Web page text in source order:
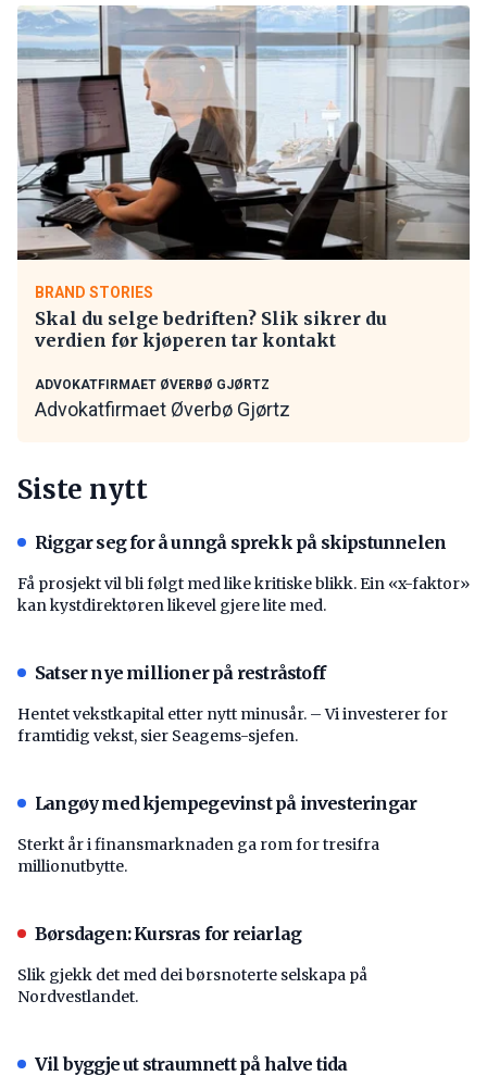
BRAND STORIES
Skal du selge bedriften? Slik sikrer du
verdien før kjøperen tar kontakt
ADVOKATFIRMAET ØVERBØ GJØRTZ
Advokatfirmaet Øverbø Gjørtz
Siste nytt
Riggar seg for å unngå sprekk på skipstunnelen
Få prosjekt vil bli følgt med like kritiske blikk. Ein «x-faktor»
kan kystdirektøren likevel gjere lite med.
Satser nye millioner på restråstoff
Hentet vekstkapital etter nytt minusår. – Vi investerer for
framtidig vekst, sier Seagems-sjefen.
Langøy med kjempegevinst på investeringar
Sterkt år i finansmarknaden ga rom for tresifra
millionutbytte.
Børsdagen: Kursras for reiarlag
Slik gjekk det med dei børsnoterte selskapa på
Nordvestlandet.
Vil byggje ut straumnett på halve tida